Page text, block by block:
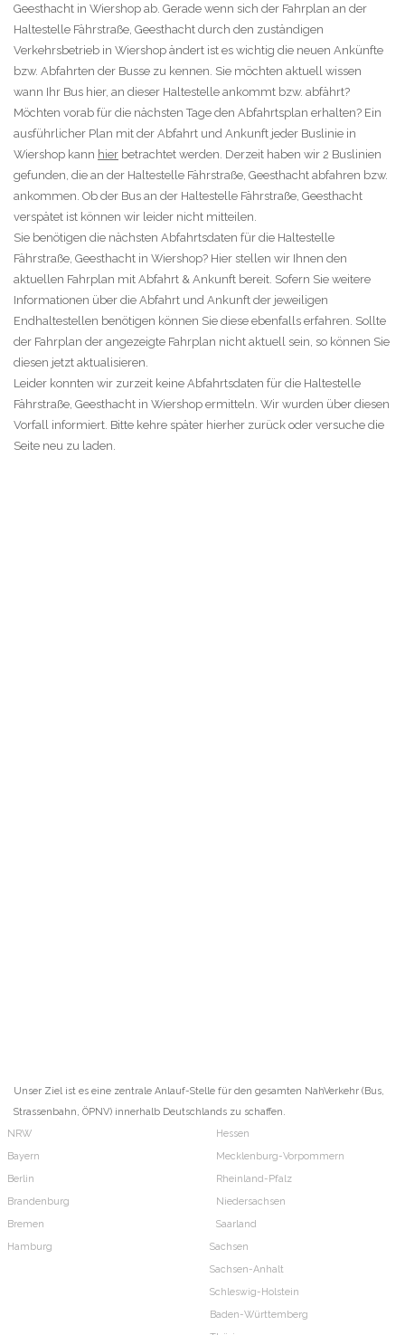
Geesthacht in Wiershop ab. Gerade wenn sich der Fahrplan an der
Haltestelle Fährstraße, Geesthacht durch den zuständigen
Verkehrsbetrieb in Wiershop ändert ist es wichtig die neuen Ankünfte
bzw. Abfahrten der Busse zu kennen. Sie möchten aktuell wissen
wann Ihr Bus hier, an dieser Haltestelle ankommt bzw. abfährt?
Möchten vorab für die nächsten Tage den Abfahrtsplan erhalten? Ein
ausführlicher Plan mit der Abfahrt und Ankunft jeder Buslinie in
Wiershop kann hier betrachtet werden. Derzeit haben wir 2 Buslinien
gefunden, die an der Haltestelle Fährstraße, Geesthacht abfahren bzw.
ankommen. Ob der Bus an der Haltestelle Fährstraße, Geesthacht
verspätet ist können wir leider nicht mitteilen.
Sie benötigen die nächsten Abfahrtsdaten für die Haltestelle
Fährstraße, Geesthacht in Wiershop? Hier stellen wir Ihnen den
aktuellen Fahrplan mit Abfahrt & Ankunft bereit. Sofern Sie weitere
Informationen über die Abfahrt und Ankunft der jeweiligen
Endhaltestellen benötigen können Sie diese ebenfalls erfahren. Sollte
der Fahrplan der angezeigte Fahrplan nicht aktuell sein, so können Sie
diesen jetzt aktualisieren.
Leider konnten wir zurzeit keine Abfahrtsdaten für die Haltestelle
Fährstraße, Geesthacht in Wiershop ermitteln. Wir wurden über diesen
Vorfall informiert. Bitte kehre später hierher zurück oder versuche die
Seite neu zu laden.
Unser Ziel ist es eine zentrale Anlauf-Stelle für den gesamten NahVerkehr (Bus,
Strassenbahn, ÖPNV) innerhalb Deutschlands zu schaffen.
NRW
Bayern
Berlin
Brandenburg
Bremen
Hamburg
Hessen
Mecklenburg-Vorpommern
Rheinland-Pfalz
Niedersachsen
Saarland
Sachsen
Sachsen-Anhalt
Schleswig-Holstein
Baden-Württemberg